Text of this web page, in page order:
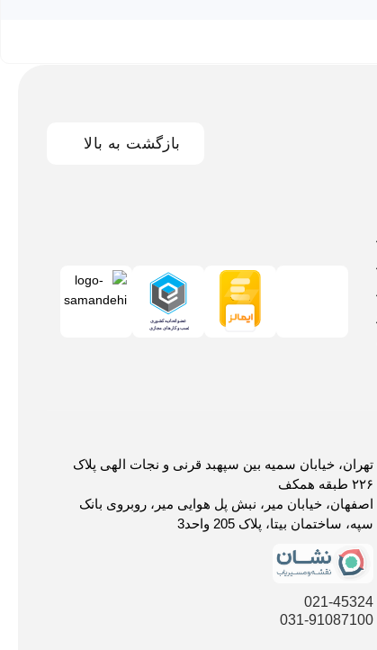
بازگشت به بالا
تهران، خیابان سمیه بین سپهبد قرنی و نجات الهی پلاک
۲۲۶ طبقه همکف
اصفهان، خیابان میر، نبش پل هوایی میر، روبروی بانک
سپه، ساختمان بیتا، پلاک 205 واحد3
021-45324
031-91087100